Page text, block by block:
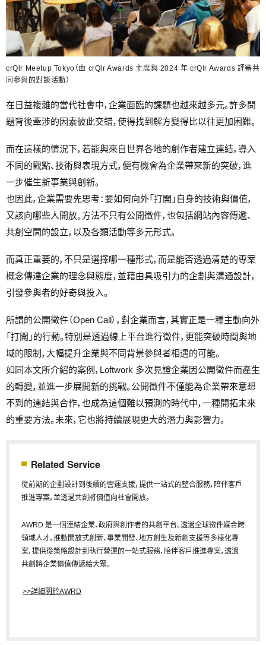
crQlr Meetup Tokyo（由 crQlr Awards 主席與 2024 年 crQlr Awards 評審共
同參與的對談活動）
在日益複雜的當代社會中，企業面臨的課題也越來越多元。許多問
題背後牽涉的因素彼此交錯，使得找到解方變得比以往更加困難。
而在這樣的情況下，若能與來自世界各地的創作者建立連結，導入
不同的觀點、技術與表現方式，便有機會為企業帶來新的突破，進
一步催生新事業與創新。
也因此，企業需要先思考：要如何向外「打開」自身的技術與價值，
又該向哪些人開放。方法不只有公開徵件，也包括網站內容傳遞、
共創空間的設立，以及各類活動等多元形式。
而真正重要的，不只是選擇哪一種形式，而是能否透過清楚的專案
概念傳達企業的理念與態度，並藉由具吸引力的企劃與溝通設計，
引發參與者的好奇與投入。
所謂的公開徵件（Open Call），對企業而言，其實正是一種主動向外
「打開」的行動。特別是透過線上平台進行徵件，更能突破時間與地
域的限制，大幅提升企業與不同背景參與者相遇的可能。
如同本文所介紹的案例，Loftwork 多次見證企業因公開徵件而產生
的轉變，並進一步展開新的挑戰。公開徵件不僅能為企業帶來意想
不到的連結與合作，也成為這個難以預測的時代中，一種開拓未來
的重要方法。未來，它也將持續展現更大的潛力與影響力。
Related Service
從前期的企劃設計到後續的營運支援，提供一站式的整合服務，陪伴客戶
推進專案，並透過共創將價值向社會開放。
AWRD 是一個連結企業、政府與創作者的共創平台。透過全球徵件媒合跨
領域人才，推動開放式創新、事業開發、地方創生及新創支援等多樣化專
案，提供從策略設計到執行營運的一站式服務，陪伴客戶推進專案，透過
共創將企業價值傳遞給大眾。
>>詳細關於AWRD